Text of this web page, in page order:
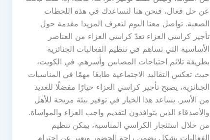
عن حل فعال، فنحن هنا لنساعدك في هذه اللحظات
الصعبة. تواصل معنا اليوم لتعرف المزيد! مقدمة حول
تأجير كراسي العزاء تعدّ كراسي العزاء من العناصر
الأساسية التي تساهم في تنظيم الفعاليات الجنائزية
بطريقة تلائم احتياجات المصابين وأسرهم. في الكويت،
حيث تعكس التقاليد الاجتماعية طابعًا مهمًا في المناسبات
الجنائزية، يصبح تأجير كراسي العزاء خيارًا مفضلًا للعديد
من الأسر. يساعد هذا الخيار في توفير بيئة مريحة للأهل
والأصدقاء الذين يتوافدون لتقديم واجب العزاء والمواساة.
من خلال استئجار الكراسي المناسبة، يمكن تنظيم
الفعاليات بشكل يضمن راحة الحضور ويعبر عن احترام